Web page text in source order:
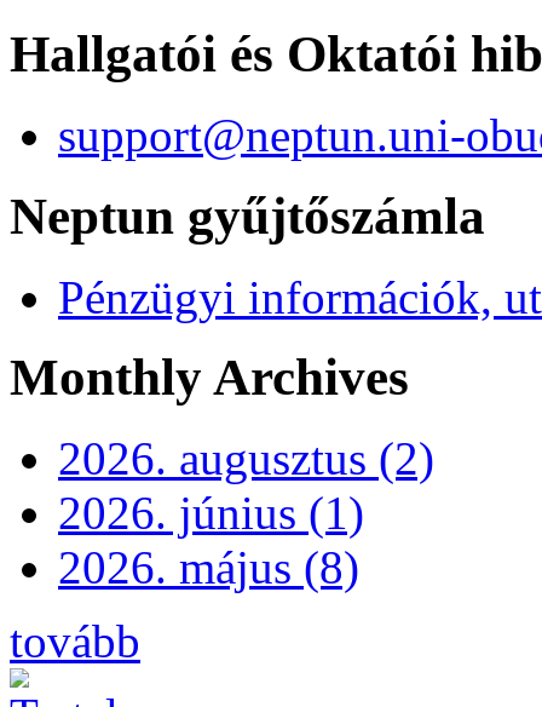
Hallgatói és Oktatói
support@neptun.uni-
Neptun gyűjtőszámla
Pénzügyi információk,
Monthly Archives
2026. augusztus (2)
2026. június (1)
2026. május (8)
tovább